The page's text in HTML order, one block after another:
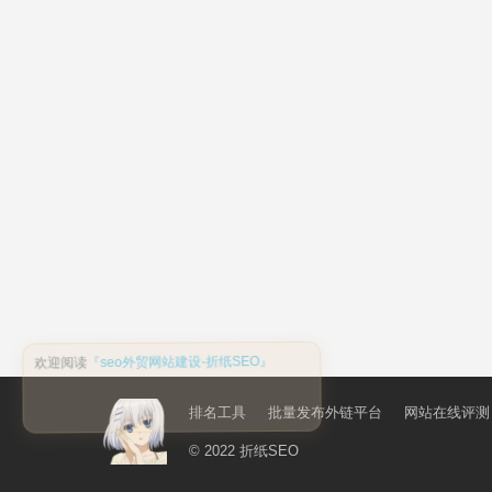
排名工具 批量发布外链平台 网站在线评测
© 2022 折纸SEO